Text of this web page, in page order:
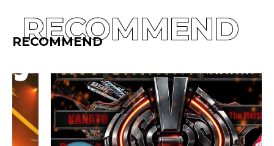
RECOMMEND
RECOMMEND